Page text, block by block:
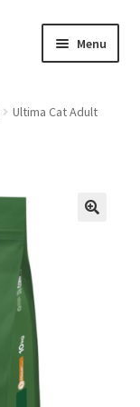
Menu
Ultima Cat Adult